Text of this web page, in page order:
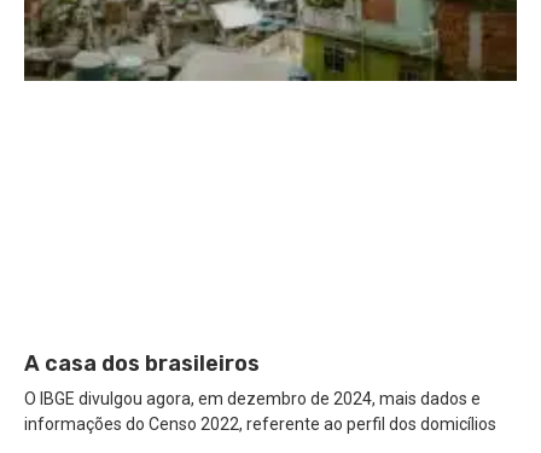
A casa dos brasileiros
O IBGE divulgou agora, em dezembro de 2024, mais dados e
informações do Censo 2022, referente ao perfil dos domicílios